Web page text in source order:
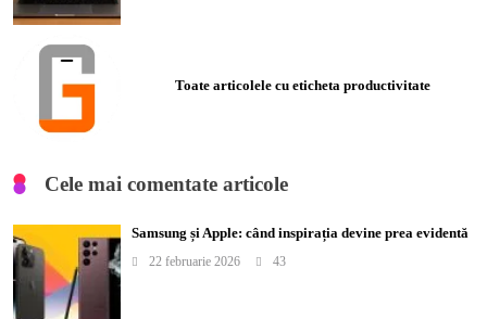
Toate articolele cu eticheta productivitate
Cele mai comentate articole
Samsung și Apple: când inspirația devine prea evidentă
22 februarie 2026 43